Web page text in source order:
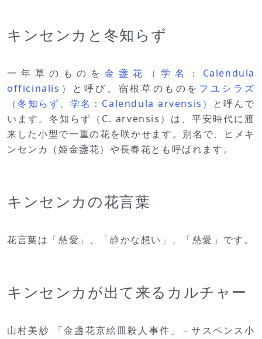
キンセンカと冬知らず
一年草のものを金盞花（学名：Calendula
officinalis） と呼び、宿根草のものを フユシラズ
（冬知らず、学名：Calendula arvensis） と呼んで
います。冬知らず（C. arvensis）は、平安時代に渡
来した小型で一重の花を咲かせます。別名で、ヒメキ
ンセンカ（姫金盞花）や長春花とも呼ばれます。
キンセンカの花言葉
花言葉は「慈愛」、「静かな想い」、「慈愛」です。
キンセンカが出て来るカルチャー
山村美紗 「金盞花京絵皿殺人事件」－サスペンス小